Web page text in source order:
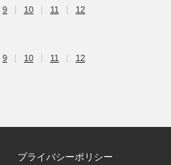
9 10 11 12
9 10 11 12
プライバシーポリシー